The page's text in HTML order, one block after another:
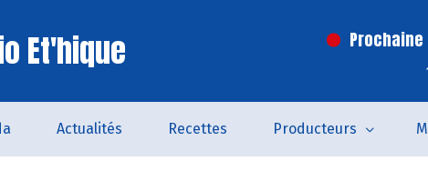
Et'hique
Actualités Recettes Producteurs